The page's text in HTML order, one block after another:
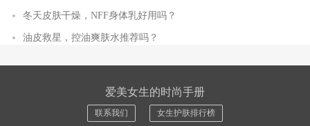
冬天皮肤干燥，NFF身体乳好用吗？
油皮救星，控油爽肤水推荐吗？
爱美女生的时尚手册
联系我们 女生护肤排行榜